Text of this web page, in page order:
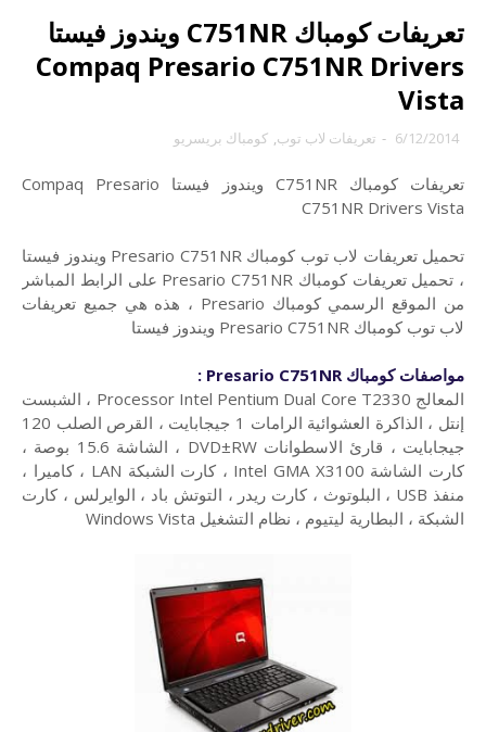
تعريفات كومباك C751NR ويندوز فيستا
Compaq Presario C751NR Drivers
Vista
6/12/2014
- تعريفات لاب توب, كومباك بريسريو
تعريفات كومباك C751NR ويندوز فيستا Compaq Presario
C751NR Drivers Vista
تحميل تعريفات لاب توب كومباك Presario C751NR ويندوز فيستا
، تحميل تعريفات كومباك Presario C751NR على الرابط المباشر
من الموقع الرسمي كومباك Presario ، هذه هي جميع تعريفات
لاب توب كومباك Presario C751NR ويندوز فيستا
مواصفات كومباك Presario C751NR :
المعالج Processor Intel Pentium Dual Core T2330 ، الشبست
إنتل ، الذاكرة العشوائية الرامات 1 جيجابايت ، القرص الصلب 120
جيجابايت ، قارئ الاسطوانات DVD±RW ، الشاشة 15.6 بوصة ،
كارت الشاشة Intel GMA X3100 ، كارت الشبكة LAN ، كاميرا ،
منفذ USB ، البلوتوث ، كارت ريدر ، التوتش باد ، الوايرلس ، كارت
الشبكة ، البطارية ليتيوم ، نظام التشغيل Windows Vista